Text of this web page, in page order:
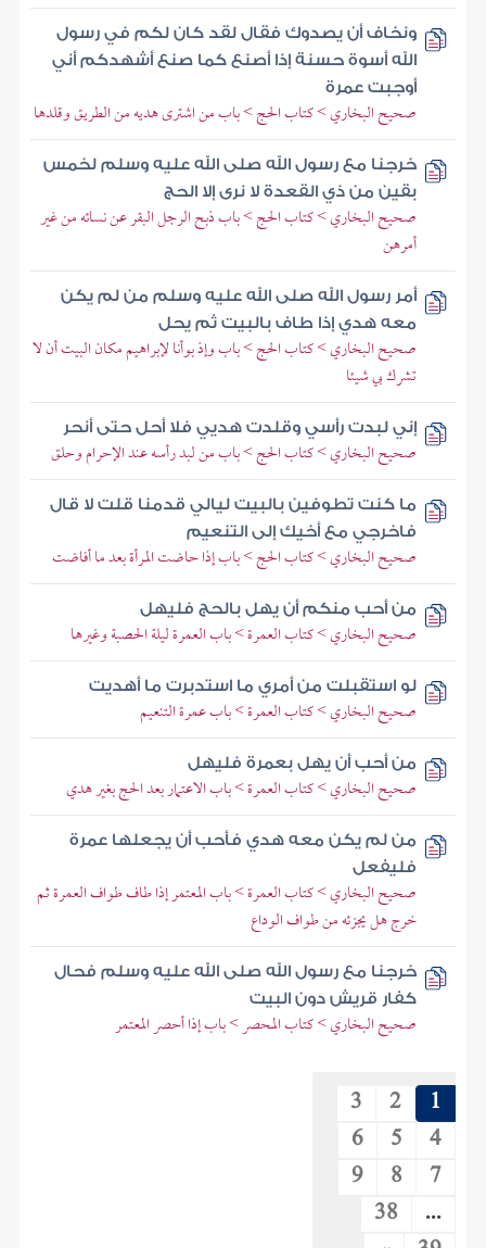
ونخاف أن يصدوك فقال لقد كان لكم في رسول
الله أسوة حسنة إذا أصنع كما صنع أشهدكم أني
أوجبت عمرة
صحيح البخاري > كتاب الحج > باب من اشترى هديه من الطريق وقلدها
خرجنا مع رسول الله صلى الله عليه وسلم لخمس
بقين من ذي القعدة لا نرى إلا الحج
صحيح البخاري > كتاب الحج > باب ذبح الرجل البقر عن نسائه من غير
أمرهن
أمر رسول الله صلى الله عليه وسلم من لم يكن
معه هدي إذا طاف بالبيت ثم يحل
صحيح البخاري > كتاب الحج > باب وإذ بوأنا لإبراهيم مكان البيت أن لا
تشرك بي شيئا
إني لبدت رأسي وقلدت هديي فلا أحل حتى أنحر
صحيح البخاري > كتاب الحج > باب من لبد رأسه عند الإحرام وحلق
ما كنت تطوفين بالبيت ليالي قدمنا قلت لا قال
فاخرجي مع أخيك إلى التنعيم
صحيح البخاري > كتاب الحج > باب إذا حاضت المرأة بعد ما أفاضت
من أحب منكم أن يهل بالحج فليهل
صحيح البخاري > كتاب العمرة > باب العمرة ليلة الحصبة وغيرها
لو استقبلت من أمري ما استدبرت ما أهديت
صحيح البخاري > كتاب العمرة > باب عمرة التنعيم
من أحب أن يهل بعمرة فليهل
صحيح البخاري > كتاب العمرة > باب الاعتمار بعد الحج بغير هدي
من لم يكن معه هدي فأحب أن يجعلها عمرة
فليفعل
صحيح البخاري > كتاب العمرة > باب المعتمر إذا طاف طواف العمرة ثم
خرج هل يجزئه من طواف الوداع
خرجنا مع رسول الله صلى الله عليه وسلم فحال
كفار قريش دون البيت
صحيح البخاري > كتاب المحصر > باب إذا أحصر المعتمر
1
2
3
4
5
6
7
8
9
...
38